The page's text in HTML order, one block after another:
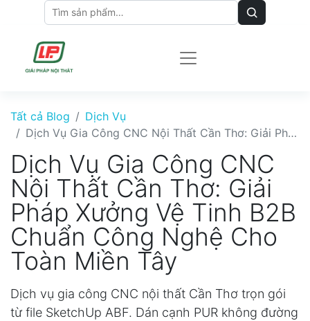
Tất cả Blog
Dịch Vụ
Dịch Vụ Gia Công CNC Nội Thất Cần Thơ: Giải Pháp Xưởng Vệ Tinh B2B Chuẩn Công Nghệ Cho Toàn Miền Tây
Dịch Vụ Gia Công CNC
Nội Thất Cần Thơ: Giải
Pháp Xưởng Vệ Tinh B2B
Chuẩn Công Nghệ Cho
Toàn Miền Tây
Dịch vụ gia công CNC nội thất Cần Thơ trọn gói
từ file SketchUp ABF. Dán cạnh PUR không đường